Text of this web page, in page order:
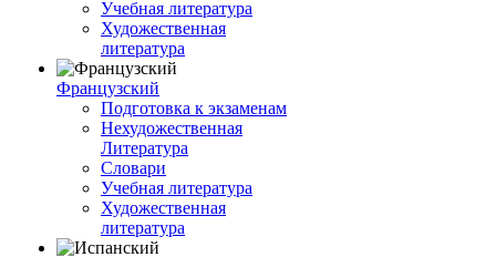
Учебная литература
Художественная
литература
Французский
Подготовка к экзаменам
Нехудожественная
Литература
Словари
Учебная литература
Художественная
литература